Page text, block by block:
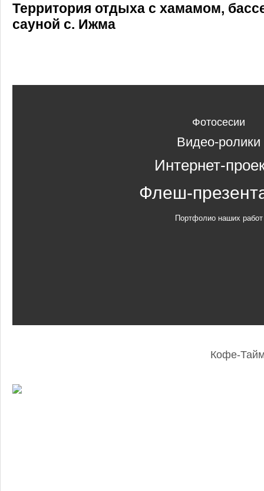
Территория отдыха с хамамом,
сауной с. Ижма
Фотосесии
Видео-ролики
Интернет-
Флеш-
Портфолио наших работ
Кофе-